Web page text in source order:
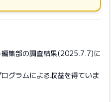
集部の調査結果(2025.7.7)に
グラムによる収益を得ていま